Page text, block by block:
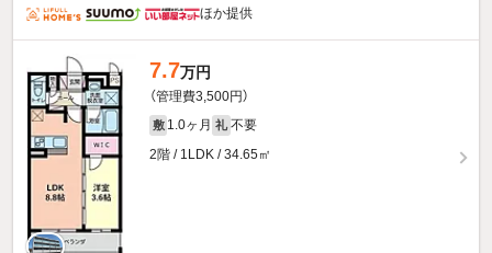
ほか提供
7.7万円
（管理費3,500円）
敷 1.0ヶ月 礼 不要
2階 / 1LDK / 34.65㎡